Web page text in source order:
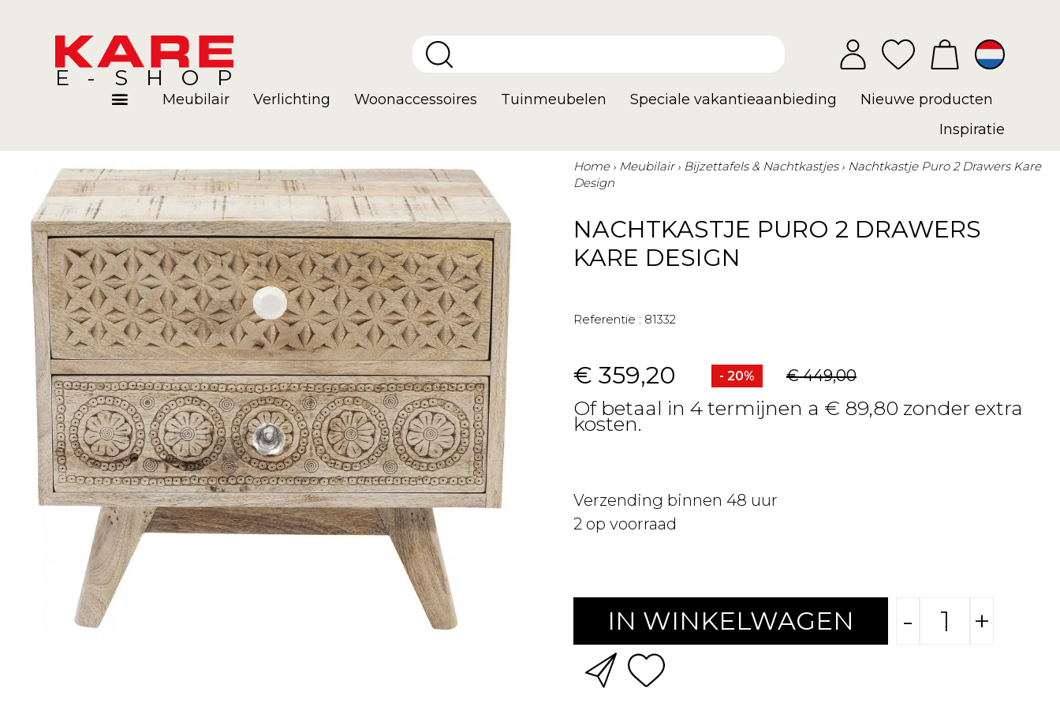
E-SHOP
Kamers Blog
Meubilair Verlichting Woonaccessoires Tuinmeubelen Speciale vakantieaanbieding
Nieuwe producten
Inspiratie
Home Meubilair Bijzettafels & Nachtkastjes
Nachtkastje Puro 2 Drawers Kare
Design
NACHTKASTJE PURO 2 DRAWERS
KARE DESIGN
Referentie : 81332
€ 359,20 - 20% € 449,00
Of betaal in 4 termijnen a € 89,80 zonder extra
kosten.
Verzending binnen 48 uur
2 op voorraad
IN WINKELWAGEN - +